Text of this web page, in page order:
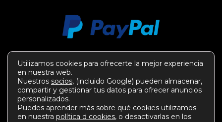
Utilizamos cookies para ofrecerte la mejor experiencia
en nuestra web.
Nuestros socios, (incluido Google) pueden almacenar,
compartir y gestionar tus datos para ofrecer anuncios
personalizados.
Puedes aprender más sobre qué cookies utilizamos
en nuestra política d cookies, o desactivarlas en los